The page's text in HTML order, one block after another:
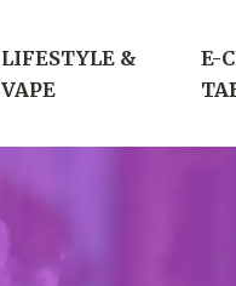
LIFESTYLE &
VAPE
E-